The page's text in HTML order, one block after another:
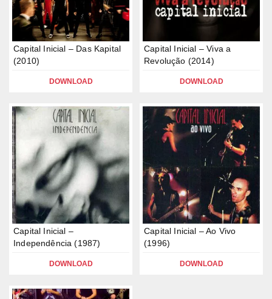
Capital Inicial – Das Kapital
(2010)
DOWNLOAD
Capital Inicial – Viva a
Revolução (2014)
DOWNLOAD
Capital Inicial –
Independência (1987)
DOWNLOAD
Capital Inicial – Ao Vivo
(1996)
DOWNLOAD